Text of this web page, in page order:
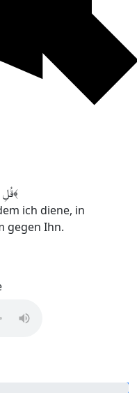
قُلِ اللّٰہَ اَعۡبُدُ مُخۡلِصًا لَّہٗ دِیۡنِیۡ ﴿ۙ۱۵﴾
ich diene, in
gegen Ihn.